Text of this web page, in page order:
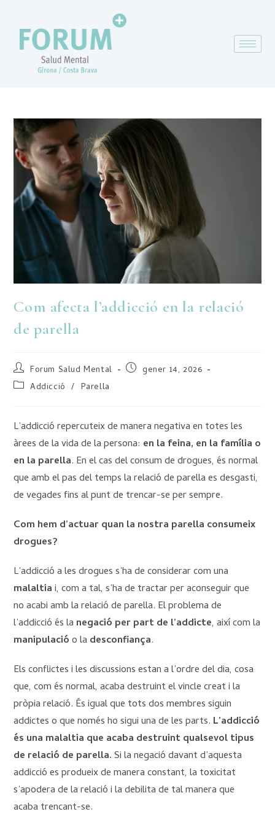
Com afecta l’addicció en la relació
de parella
Forum Salud Mental
gener 14, 2026
Addicció / Parella
L’addicció repercuteix de manera negativa en totes les
àrees de la vida de la persona: en la feina, en la família o
en la parella. En el cas del consum de drogues, és normal
que amb el pas del temps la relació de parella es desgasti,
de vegades fins al punt de trencar-se per sempre.
Com hem d’actuar quan la nostra parella consumeix
drogues?
L’addicció a les drogues s’ha de considerar com una
malaltiai, com a tal, s’ha de tractar per aconseguir que
no acabi amb la relació de parella. El problema de
l’addicció és la negació per part de l’addicte, així com la
manipulacióo la desconfiança.
Els conflictes i les discussions estan a l’ordre del dia, cosa
que, com és normal, acaba destruint el vincle creat i la
pròpia relació. És igual que tots dos membres siguin
addictes o que només ho sigui una de les parts. L’addicció
és una malaltia que acaba destruint qualsevol tipus
de relació de parella.Si la negació davant d’aquesta
addicció es produeix de manera constant, la toxicitat
s’apodera de la relació i la debilita de tal manera que
acaba trencant-se.